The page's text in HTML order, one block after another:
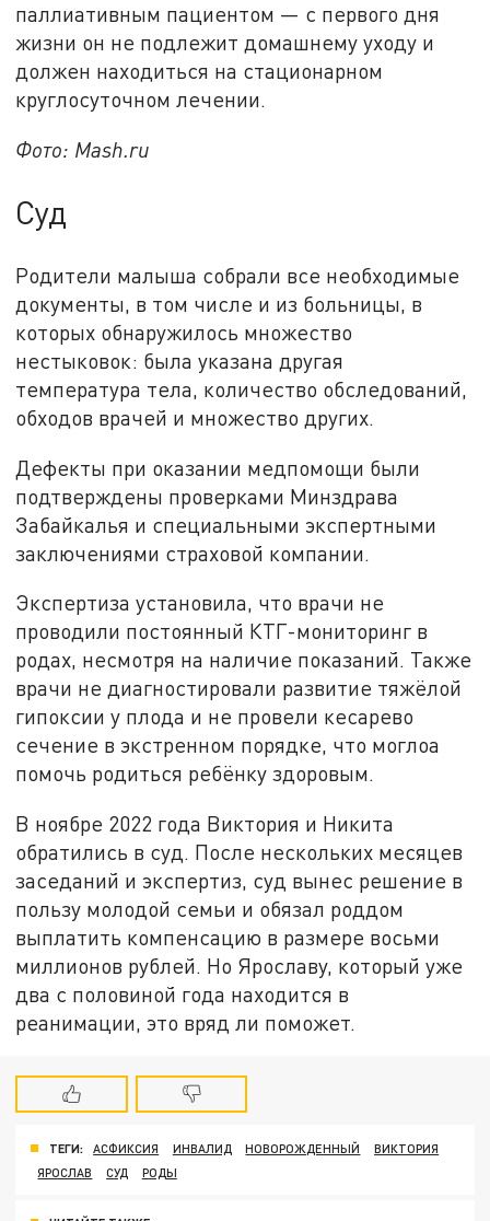
паллиативным пациентом — с первого дня
жизни он не подлежит домашнему уходу и
должен находиться на стационарном
круглосуточном лечении.
Фото: Mash.ru
Суд
Родители малыша собрали все необходимые
документы, в том числе и из больницы, в
которых обнаружилось множество
нестыковок: была указана другая
температура тела, количество обследований,
обходов врачей и множество других.
Дефекты при оказании медпомощи были
подтверждены проверками Минздрава
Забайкалья и специальными экспертными
заключениями страховой компании.
Экспертиза установила, что врачи не
проводили постоянный КТГ-мониторинг в
родах, несмотря на наличие показаний. Также
врачи не диагностировали развитие тяжёлой
гипоксии у плода и не провели кесарево
сечение в экстренном порядке, что моглоа
помочь родиться ребёнку здоровым.
В ноябре 2022 года Виктория и Никита
обратились в суд. После нескольких месяцев
заседаний и экспертиз, суд вынес решение в
пользу молодой семьи и обязал роддом
выплатить компенсацию в размере восьми
миллионов рублей. Но Ярославу, который уже
два с половиной года находится в
реанимации, это вряд ли поможет.
ТЕГИ: АСФИКСИЯ ИНВАЛИД НОВОРОЖДЕННЫЙ
ВИКТОРИЯ
ЯРОСЛАВ
СУД РОДЫ